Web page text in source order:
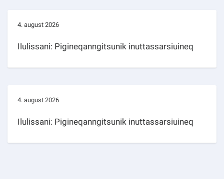
4. august 2026
Ilulissani: Pigineqanngitsunik inuttassarsiuineq
4. august 2026
Ilulissani: Pigineqanngitsunik inuttassarsiuineq